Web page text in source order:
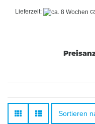
Lieferzeit:
Sortieren
Sortieren